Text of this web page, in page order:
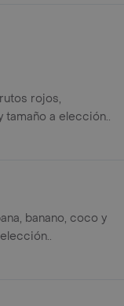
rojos,
tamaño a elección..
banano, coco y